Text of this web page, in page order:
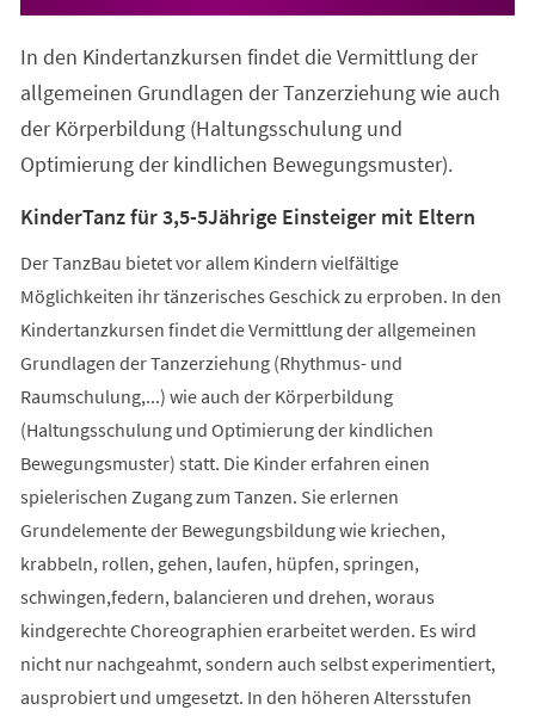
In den Kindertanzkursen findet die Vermittlung der
allgemeinen Grundlagen der Tanzerziehung wie auch
der Körperbildung (Haltungsschulung und
Optimierung der kindlichen Bewegungsmuster).
KinderTanz für 3,5-5Jährige Einsteiger mit Eltern
Der TanzBau bietet vor allem Kindern vielfältige
Möglichkeiten ihr tänzerisches Geschick zu erproben. In den
Kindertanzkursen findet die Vermittlung der allgemeinen
Grundlagen der Tanzerziehung (Rhythmus- und
Raumschulung,...) wie auch der Körperbildung
(Haltungsschulung und Optimierung der kindlichen
Bewegungsmuster) statt. Die Kinder erfahren einen
spielerischen Zugang zum Tanzen. Sie erlernen
Grundelemente der Bewegungsbildung wie kriechen,
krabbeln, rollen, gehen, laufen, hüpfen, springen,
schwingen,federn, balancieren und drehen, woraus
kindgerechte Choreographien erarbeitet werden. Es wird
nicht nur nachgeahmt, sondern auch selbst experimentiert,
ausprobiert und umgesetzt. In den höheren Altersstufen